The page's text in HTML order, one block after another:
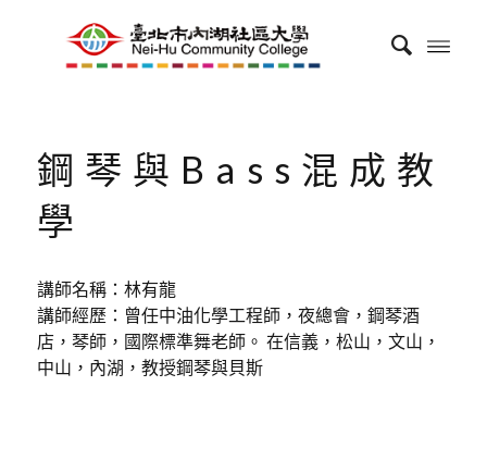
鋼琴與Bass混成教
學
講師名稱：林有龍
講師經歷：曾任中油化學工程師，夜總會，鋼琴酒
店，琴師，國際標準舞老師。 在信義，松山，文山，
中山，內湖，教授鋼琴與貝斯